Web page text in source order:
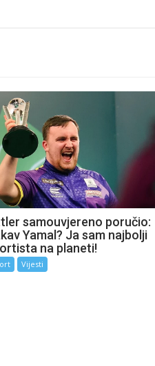
samouvjereno poručio:
Yamal? Ja sam najbolji
na planeti!
Vijesti